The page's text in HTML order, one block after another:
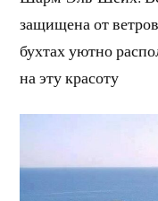
защищена от
бухтах уютно
на эту красоту